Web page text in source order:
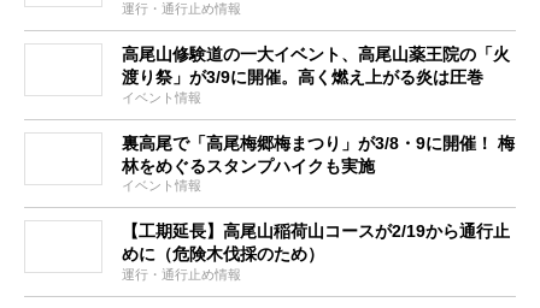
運行・通行止め情報
高尾山修験道の一大イベント、高尾山薬王院の「火
渡り祭」が3/9に開催。高く燃え上がる炎は圧巻
イベント情報
裏高尾で「高尾梅郷梅まつり」が3/8・9に開催！ 梅
林をめぐるスタンプハイクも実施
イベント情報
【工期延長】高尾山稲荷山コースが2/19から通行止
めに（危険木伐採のため）
運行・通行止め情報